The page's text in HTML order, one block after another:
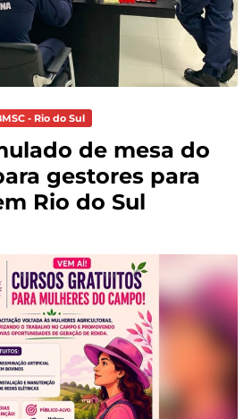
- Rio do Sul
de mesa do
gestores para
Rio do Sul